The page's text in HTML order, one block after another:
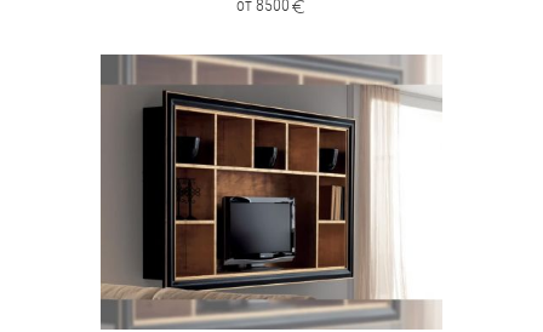
от 8500